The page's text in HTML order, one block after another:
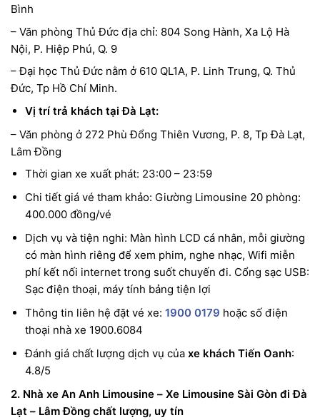
Bình
– Văn phòng Thủ Đức địa chỉ: 804 Song Hành, Xa Lộ Hà
Nội, P. Hiệp Phú, Q. 9
– Đại học Thủ Đức nằm ở 610 QL1A, P. Linh Trung, Q. Thủ
Đức, Tp Hồ Chí Minh.
Vị trí trả khách tại Đà Lạt:
– Văn phòng ở 272 Phù Đổng Thiên Vương, P. 8, Tp Đà Lạt,
Lâm Đồng
Thời gian xe xuất phát: 23:00 – 23:59
Chi tiết giá vé tham khảo: Giường Limousine 20 phòng:
400.000 đồng/vé
Dịch vụ và tiện nghi: Màn hình LCD cá nhân, mỗi giường
có màn hình riêng để xem phim, nghe nhạc, Wifi miễn
phí kết nối internet trong suốt chuyến đi. Cổng sạc USB:
Sạc điện thoại, máy tính bảng tiện lợi
Thông tin liên hệ đặt vé xe: 1900 0179 hoặc số điện
thoại nhà xe 1900.6084
Đánh giá chất lượng dịch vụ của xe khách Tiến Oanh:
4.8/5
2. Nhà xe An Anh Limousine – Xe Limousine Sài Gòn đi Đà
Lạt – Lâm Đồng chất lượng, uy tín